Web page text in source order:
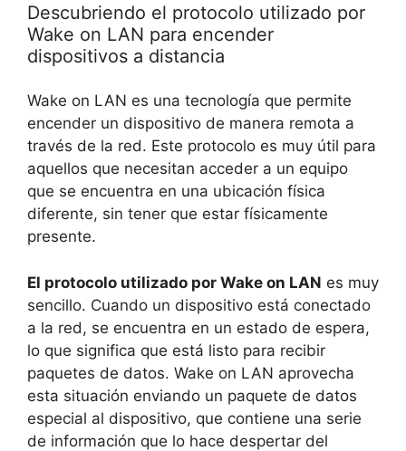
Descubriendo el protocolo utilizado por
Wake on LAN para encender
dispositivos a distancia
Wake on LAN es una tecnología que permite
encender un dispositivo de manera remota a
través de la red. Este protocolo es muy útil para
aquellos que necesitan acceder a un equipo
que se encuentra en una ubicación física
diferente, sin tener que estar físicamente
presente.
El protocolo utilizado por Wake on LAN es muy
sencillo. Cuando un dispositivo está conectado
a la red, se encuentra en un estado de espera,
lo que significa que está listo para recibir
paquetes de datos. Wake on LAN aprovecha
esta situación enviando un paquete de datos
especial al dispositivo, que contiene una serie
de información que lo hace despertar del